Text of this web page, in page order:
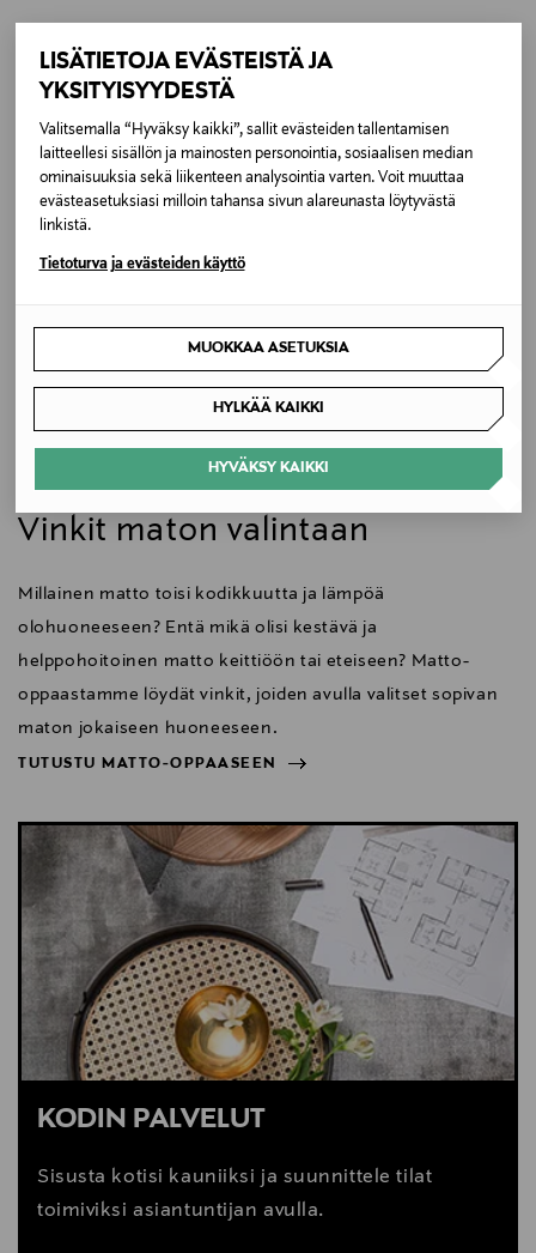
LISÄTIETOJA EVÄSTEISTÄ JA
YKSITYISYYDESTÄ
Valitsemalla “Hyväksy kaikki”, sallit evästeiden tallentamisen
laitteellesi sisällön ja mainosten personointia, sosiaalisen median
ominaisuuksia sekä liikenteen analysointia varten. Voit muuttaa
evästeasetuksiasi milloin tahansa sivun alareunasta löytyvästä
linkistä.
Tietoturva ja evästeiden käyttö
MUOKKAA ASETUKSIA
HYLKÄÄ KAIKKI
HYVÄKSY KAIKKI
käytetty kierrätettyä materiaalia, joten se on kestävä
mattovalinta. Matossa on 85% kierrätettyä polyesteriä
ja 15% polyesteriä. Hoida mattoa imuroimalla se
tuuleta tarvittaessa. Suositellaan pesulapesua.
Tuotenumero
173872121
Materiaali
200 x 290 cm
Italia
Valmistajan tuotenumero
VP0564004367
Valmistajan osoite
Via Srebrnič, 13/A, 34077 Ronchi dei Legionari (GO),
Italy
Digitaalinen osoite
info@calligaris.net
Toimitusaika 4-6 viikkoa
6,90 €
Toimitusaika 4-6 viikkoa
6,90 €
Koti
Vinkit maton valintaan
Millainen matto toisi kodikkuutta ja lämpöä
olohuoneeseen? Entä mikä olisi kestävä ja
helppohoitoinen matto keittiöön tai eteiseen? Matto-
oppaastamme löydät vinkit, joiden avulla valitset sopivan
maton jokaiseen huoneeseen.
TUTUSTU MATTO-OPPAASEEN
Inspiroidu
TUTUSTU MATTO-OPPAASEEN
KODIN PALVELUT
Sisusta kotisi kauniiksi ja suunnittele tilat
toimiviksi asiantuntijan avulla.